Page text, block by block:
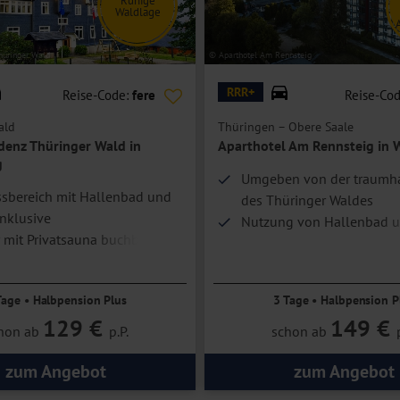
sowie einen Aufzug, mit dem Sie bequem alle Zimmer des
nicht geeignet. Bitte kontaktieren Sie im Zweifel unser
eingerichtet und bieten ein Doppelbett oder getrennte Betten, Bad
Panoramablick. Der Großteil der Zimmer verfügt zudem über einen
für eine Person.
Wald
Waldlage
Reise-Code: fere
Thüringer Wald in
mit Hallenbad und
Privatsauna buchbar
• Halbpension Plus
ab 129 € p.P.
zum Angebot
© Aparthotel Am Rennsteig
RRR+ Reise-
Thüringen – Obere Saale
Aparthotel Am Rennsteig in
Umgeben von der
des Thüringer Waldes
Nutzung von Hallenbad
3 Tage • Halbpension
schon ab 149 €
zum Angebot